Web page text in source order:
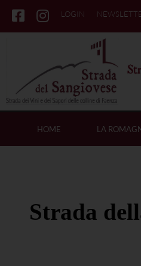
LOGIN
HOME LA
Strada